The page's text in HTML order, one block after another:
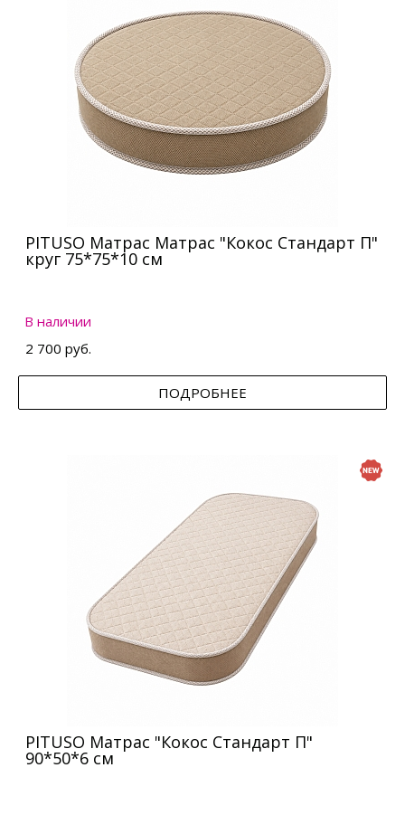
PITUSO Матрас Матрас "Кокос Стандарт П"
круг 75*75*10 см
В наличии
2 700 руб.
ПОДРОБНЕЕ
PITUSO Матрас "Кокос Стандарт П"
90*50*6 см